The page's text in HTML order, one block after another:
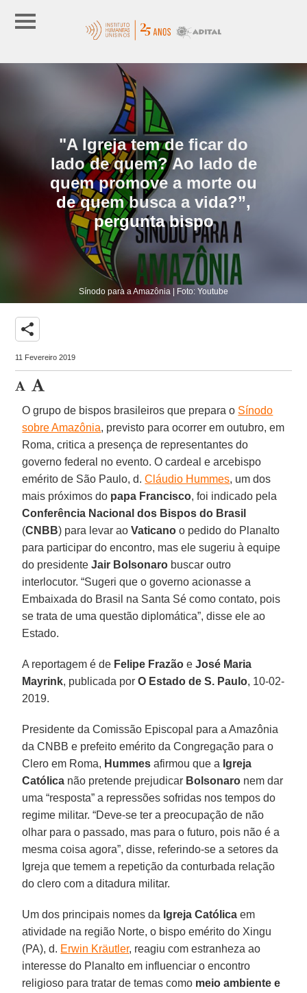
"A Igreja tem de ficar do
lado de quem? Ao lado de
quem promove a morte ou
de quem busca a vida?”,
pergunta bispo
Sínodo para a Amazônia | Foto: Youtube
share
11 Fevereiro 2019
O grupo de bispos brasileiros que prepara o Sínodo
sobre Amazônia, previsto para ocorrer em outubro, em
Roma, critica a presença de representantes do
governo federal no evento. O cardeal e arcebispo
emérito de São Paulo, d.Cláudio Hummes, um dos
mais próximos do papa Francisco, foi indicado pela
Conferência Nacional dos Bispos do Brasil
(CNBB) para levar aoVaticano o pedido do Planalto
para participar do encontro, mas ele sugeriu à equipe
do presidente Jair Bolsonaro buscar outro
interlocutor. “Sugeri que o governo acionasse a
Embaixada do Brasil na Santa Sé como contato, pois
se trata de uma questão diplomática”, disse ele ao
Estado.
A reportagem é de Felipe Frazão e José Maria
Mayrink, publicada porO Estado de S. Paulo, 10-02-
2019.
Presidente da Comissão Episcopal para a Amazônia
da CNBB e prefeito emérito da Congregação para o
Clero em Roma, Hummes afirmou que a Igreja
Católica não pretende prejudicar Bolsonaro nem dar
uma “resposta” a repressões sofridas nos tempos do
regime militar. “Deve-se ter a preocupação de não
olhar para o passado, mas para o futuro, pois não é a
mesma coisa agora”, disse, referindo-se a setores da
Igreja que temem a repetição da conturbada relação
do clero com a ditadura militar.
Um dos principais nomes da Igreja Católica em
atividade na região Norte, o bispo emérito do Xingu
(PA), d. Erwin Kräutler, reagiu com estranheza ao
interesse do Planalto em influenciar o encontro
religioso para tratar de temas como meio ambiente e